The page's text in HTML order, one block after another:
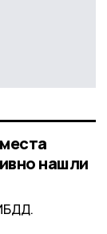
нашли